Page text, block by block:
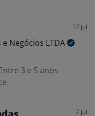
17 jul
e Negócios LTDA
3 e 5 anos
7 jul